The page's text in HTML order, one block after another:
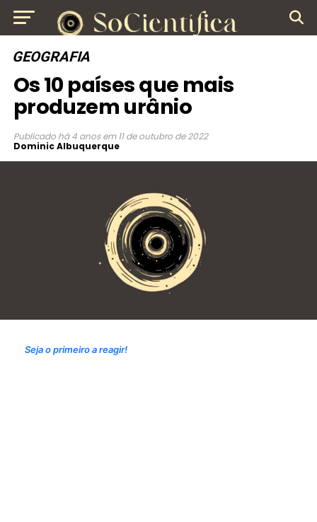
GEOGRAFIA
Os 10 países que mais
produzem urânio
Publicado há 4 anos em 11 de outubro de 2022
Dominic Albuquerque
Seja o primeiro a reagir!